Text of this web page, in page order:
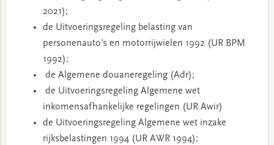
2021);
de Uitvoeringsregeling belasting van
personenauto’s en motorrijwielen 1992 (UR BPM
1992);
de Algemene douaneregeling (Adr);
de Uitvoeringsregeling Algemene wet
inkomensafhankelijke regelingen (UR Awir)
de Uitvoeringsregeling Algemene wet inzake
rijksbelastingen 1994 (UR AWR 1994);